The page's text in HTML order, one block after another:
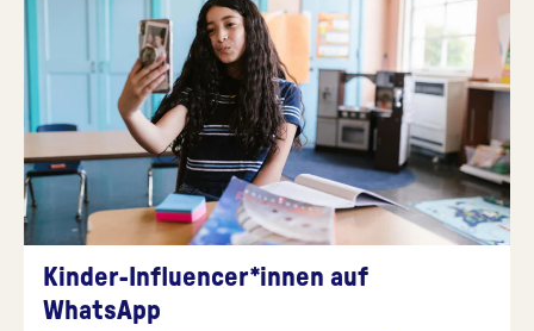
Kinder-Influencer*innen auf
WhatsApp